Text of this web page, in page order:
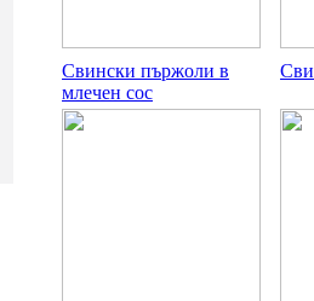
Свински пържоли в
млечен сос